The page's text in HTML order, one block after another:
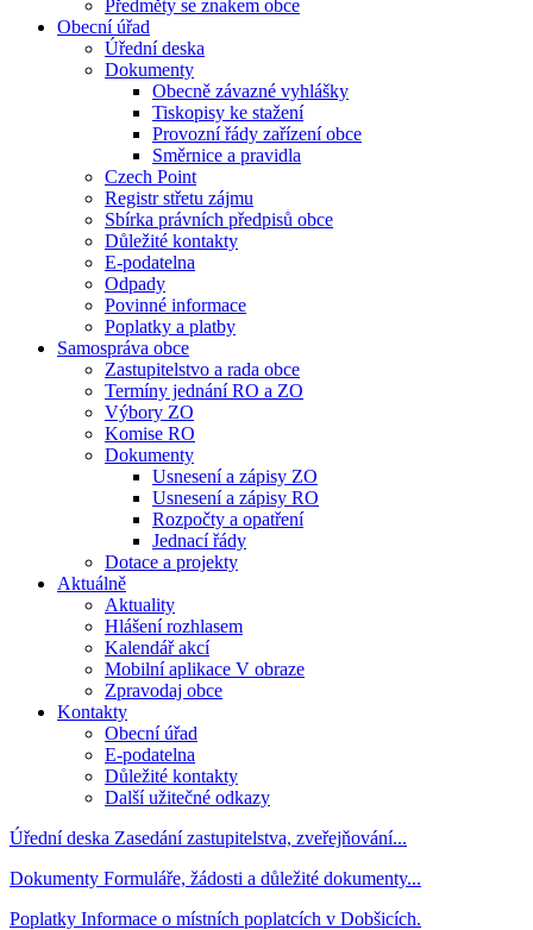
Předměty se znakem obce
Obecní úřad
Úřední deska
Dokumenty
Obecně závazné vyhlášky
Tiskopisy ke stažení
Provozní řády zařízení obce
Směrnice a pravidla
Czech Point
Registr střetu zájmu
Sbírka právních předpisů obce
Důležité kontakty
E-podatelna
Odpady
Povinné informace
Poplatky a platby
Samospráva obce
Zastupitelstvo a rada obce
Termíny jednání RO a ZO
Výbory ZO
Komise RO
Dokumenty
Usnesení a zápisy ZO
Usnesení a zápisy RO
Rozpočty a opatření
Jednací řády
Dotace a projekty
Aktuálně
Aktuality
Hlášení rozhlasem
Kalendář akcí
Mobilní aplikace V obraze
Zpravodaj obce
Kontakty
Obecní úřad
E-podatelna
Důležité kontakty
Další užitečné odkazy
Úřední deska Zasedání zastupitelstva, zveřejňování...
Dokumenty Formuláře, žádosti a důležité dokumenty...
Poplatky Informace o místních poplatcích v Dobšicích.